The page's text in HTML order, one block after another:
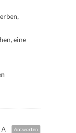
eine
Antworten